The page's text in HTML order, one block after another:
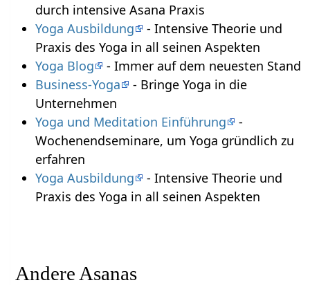
durch intensive Asana Praxis
Yoga Ausbildung
- Intensive Theorie und
Praxis des Yoga in all seinen Aspekten
Yoga Blog
- Immer auf dem neuesten Stand
Business-Yoga
- Bringe Yoga in die
Unternehmen
Yoga und Meditation Einführung
-
Wochenendseminare, um Yoga gründlich zu
erfahren
Yoga Ausbildung
- Intensive Theorie und
Praxis des Yoga in all seinen Aspekten
Andere Asanas